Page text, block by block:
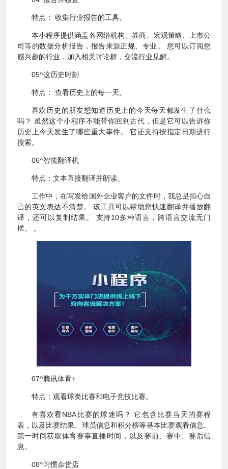
特点： 收集行业报告的工具。
本小程序提供涵盖各网络机构、券商、宏观策略、上市公
司等的数据分析报告，报告来源正规、专业。 您可以订阅您
感兴趣的行业，加入相关讨论群，交流行业见解。
05^这历史时刻
特点： 查看历史上的每一天。
喜欢历史的朋友想知道历史上的今天每天都发生了什么
吗？ 虽然这个小程序不能带你回到古代，但是它可以告诉你
历史上今天发生了哪些重大事件。 它还支持按指定日期进行
搜索。
06^智能翻译机
特点：文本直接翻译并朗读。
工作中，在写发给国外企业客户的文件时，我总是担心自
己的英文表达不清楚。 该工具可以帮助您快速翻译并播放翻
译，还可以复制结果。 支持10多种语言，跨语言交流无门
槛。 。
07^腾讯体育+
特点：观看球类比赛和电子竞技比赛。
有喜欢看NBA比赛的球迷吗？ 它包含比赛当天的赛程
表，以及比赛结果、球员信息和积分榜等基本比赛观看信息。
第一时间获取体育赛事直播时间，以及赛前、赛中、赛后信
息。
08^习惯杂货店